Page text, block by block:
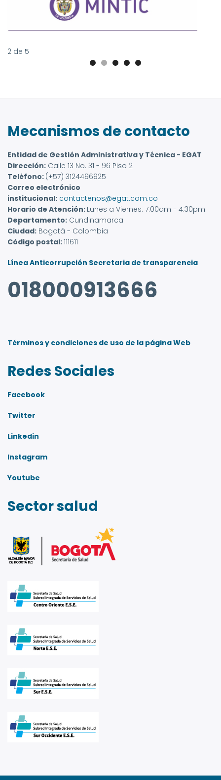
2 de 5
Mecanismos de contacto
Entidad de Gestión Administrativa y Técnica - EGAT
Dirección: Calle 13 No. 31 - 96 Piso 2
Teléfono: (+57) 3124496925
Correo electrónico
institucional: contactenos@egat.com.co
Horario de Atención: Lunes a Viernes: 7:00am - 4:30pm
Departamento: Cundinamarca
Ciudad: Bogotá - Colombia
Código postal:111611
Línea Anticorrupción Secretaria de transparencia
018000913666
Términos y condiciones de uso de la página Web
Redes Sociales
Facebook
Twitter
Linkedin
Instagram
Youtube
Sector salud